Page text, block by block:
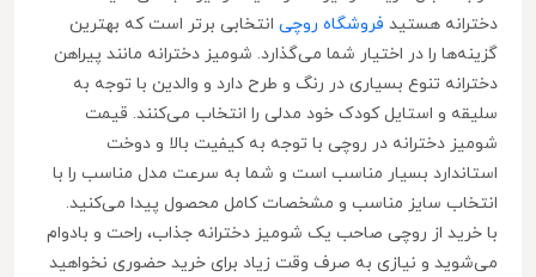
دخترانه هستید فروشگاه روچی انتخابی برتر است که بهترین
گزینه‌ها را در اختیار شما می‌گذارد. شومیز دخترانه مانند پیراهن
دخترانه تنوع بسیاری در رنگ و طرح دارد و والدین با توجه به
سلیقه و استایل کودک خود مدلی را انتخاب می‌کنند. قیمت
شومیز دخترانه در روچی با توجه به کیفیت بالا و دوخت
استاندارد بسیار مناسب است و شما به سرعت مدل مناسب را با
انتخاب سایز مناسب و مشخصات کامل محصول پیدا می‌کنید.
با خرید از روچی صاحب یک شومیز دخترانه جذاب، راحت و بادوام
می‌شوید و نیازی به صرف وقت زیاد برای خرید حضوری نخواهید